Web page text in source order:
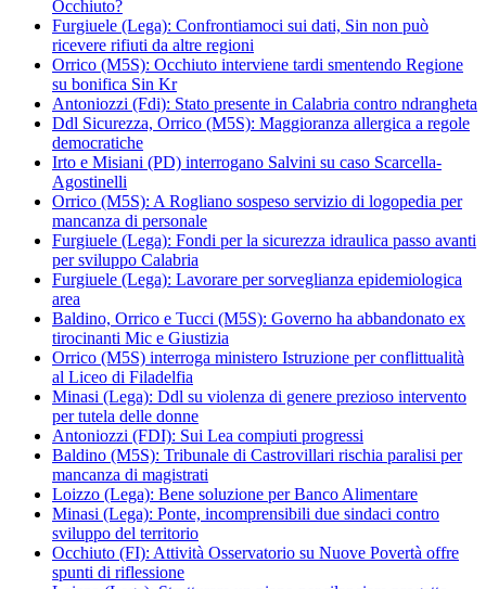
Occhiuto?
Furgiuele (Lega): Confrontiamoci sui dati, Sin non può
ricevere rifiuti da altre regioni
Orrico (M5S): Occhiuto interviene tardi smentendo Regione
su bonifica Sin Kr
Antoniozzi (Fdi): Stato presente in Calabria contro ndrangheta
Ddl Sicurezza, Orrico (M5S): Maggioranza allergica a regole
democratiche
Irto e Misiani (PD) interrogano Salvini su caso Scarcella-
Agostinelli
Orrico (M5S): A Rogliano sospeso servizio di logopedia per
mancanza di personale
Furgiuele (Lega): Fondi per la sicurezza idraulica passo avanti
per sviluppo Calabria
Furgiuele (Lega): Lavorare per sorveglianza epidemiologica
area
Baldino, Orrico e Tucci (M5S): Governo ha abbandonato ex
tirocinanti Mic e Giustizia
Orrico (M5S) interroga ministero Istruzione per conflittualità
al Liceo di Filadelfia
Minasi (Lega): Ddl su violenza di genere prezioso intervento
per tutela delle donne
Antoniozzi (FDI): Sui Lea compiuti progressi
Baldino (M5S): Tribunale di Castrovillari rischia paralisi per
mancanza di magistrati
Loizzo (Lega): Bene soluzione per Banco Alimentare
Minasi (Lega): Ponte, incomprensibili due sindaci contro
sviluppo del territorio
Occhiuto (FI): Attività Osservatorio su Nuove Povertà offre
spunti di riflessione